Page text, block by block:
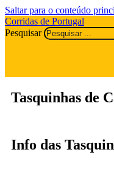
Saltar para o conteúdo
Corridas de Portugal
Pesquisar
Tasquinhas de
Info das